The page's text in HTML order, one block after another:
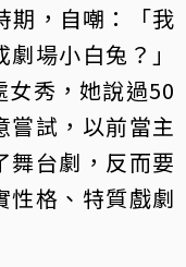
期，自嘲：「我
場小白兔？」
女秀，她說過50
嘗試，以前當主
舞台劇，反而要
性格、特質戲劇